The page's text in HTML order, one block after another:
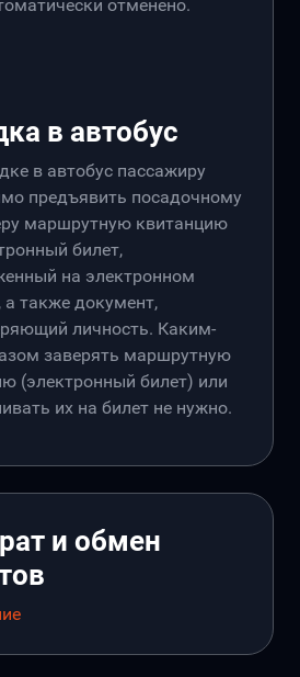
отменено.
в автобус
в автобус пассажиру
предъявить посадочному
маршрутную квитанцию
билет,
на электронном
а также документ,
личность. Каким-
заверять маршрутную
(электронный билет) или
их на билет не нужно.
и обмен